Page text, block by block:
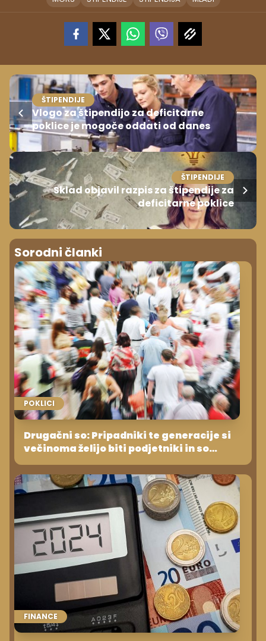
ŠTIPENDIJE
Vlogo za štipendijo za deficitarne
poklice je mogoče oddati od danes
ŠTIPENDIJE
Sklad objavil razpis za štipendije za
deficitarne poklice
Sorodni članki
POKLICI
Drugačni so: Pripadniki te generacije si
večinoma želijo biti podjetniki in so
navdušeni nad UI
FINANCE